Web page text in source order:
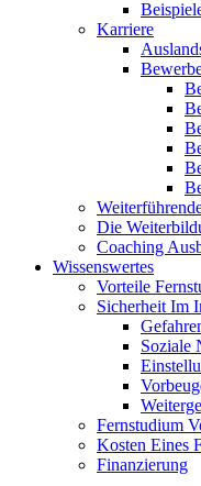
Karriere
Die
Coaching
Wissenswertes
Vorteile
Sicherheit Im
Soziale
Fernstudium
Kosten Eines
Finanzierung